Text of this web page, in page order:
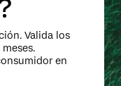
Valida los
en